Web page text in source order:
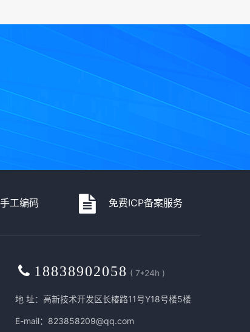
工编码 免费ICP备案服务
18838902058 ( 7*24h )
地 址：高新技术开发区长椿路11号Y18号楼5楼
E-mail：823858209@qq.com